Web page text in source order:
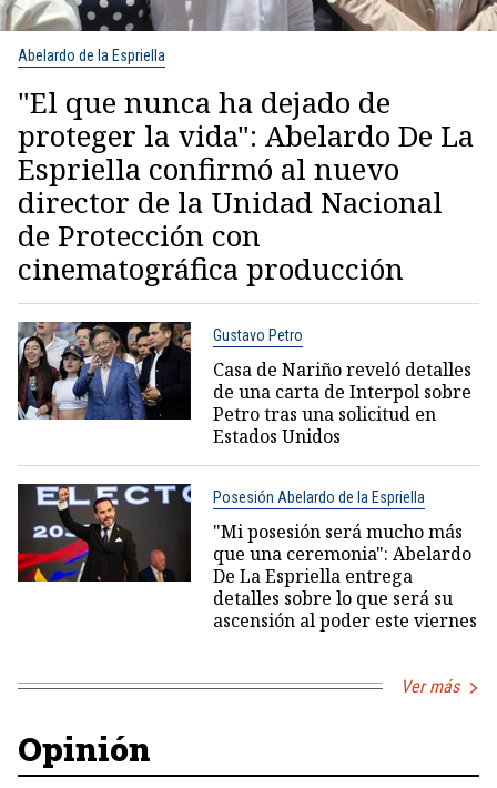
Abelardo de la Espriella
"El que nunca ha dejado de
proteger la vida": Abelardo De La
Espriella confirmó al nuevo
director de la Unidad Nacional
de Protección con
cinematográfica producción
Gustavo Petro
Casa de Nariño reveló detalles
de una carta de Interpol sobre
Petro tras una solicitud en
Estados Unidos
Posesión Abelardo de la Espriella
"Mi posesión será mucho más
que una ceremonia": Abelardo
De La Espriella entrega
detalles sobre lo que será su
ascensión al poder este viernes
Ver más
Opinión